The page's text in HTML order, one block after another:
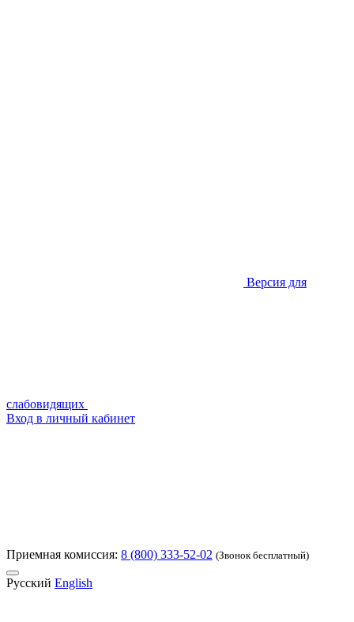
Версия для
слабовидящих
Вход в личный кабинет
Приемная комиссия: 8 (800) 333-52-02 (Звонок бесплатный)
Русский English